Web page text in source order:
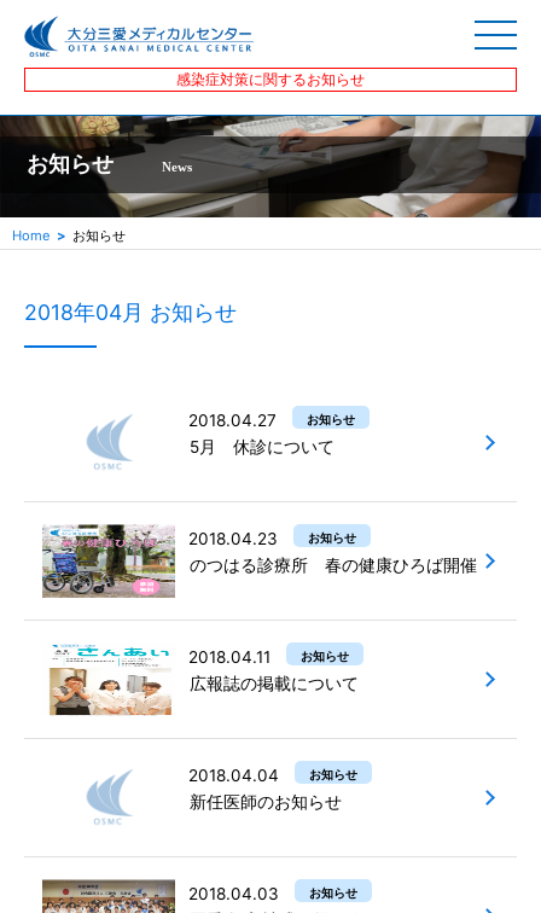
感染症対策に関するお知らせ
お知らせ News
Home お知らせ
2018年04月 お知らせ
2018.04.27 お知らせ
5月 休診について
2018.04.23 お知らせ
のつはる診療所 春の健康ひろば開催
2018.04.11 お知らせ
広報誌の掲載について
2018.04.04 お知らせ
新任医師のお知らせ
2018.04.03 お知らせ